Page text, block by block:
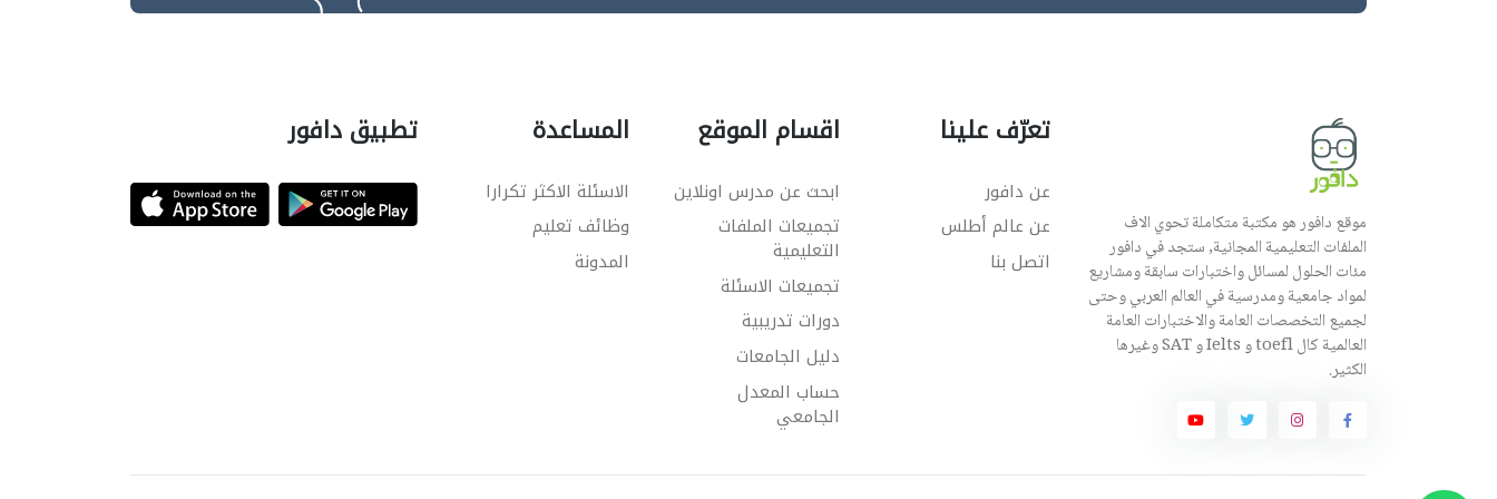
موقع دافور هو مكتبة متكاملة تحوي الاف
الملفات التعليمية المجانية, ستجد في دافور
مئات الحلول لمسائل واختبارات سابقة ومشاريع
لمواد جامعية ومدرسية في العالم العربي وحتى
لجميع التخصصات العامة والاختبارات العامة
العالمية كال toefl و Ielts و SAT وغيرها
الكثير.
تعرّف علينا
عن دافور
عن عالم أطلس
اتصل بنا
اقسام الموقع
ابحث عن مدرس اونلاين
تجميعات الملفات
التعليمية
تجميعات الاسئلة
دورات تدريبية
دليل الجامعات
حساب المعدل
الجامعي
المساعدة
الاسئلة الاكثر تكرارا
وظائف تعليم
المدونة
تطبيق دافور